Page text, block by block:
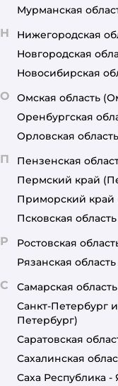
Мурманская
Н Нижегородская
Новгородская
Новосибирская
О Омская область
Оренбургская
Орловская область
П Пензенская
Пермский край
Приморский край
Псковская область
Р Ростовская
Рязанская область
С Самарская область
Санкт-Петербург
Петербург)
Саратовская
Сахалинская
Саха Республика -